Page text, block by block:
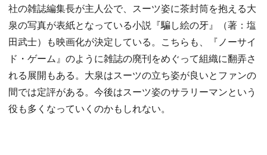
社の雑誌編集長が主人公で、スーツ姿に茶封筒を抱える大
泉の写真が表紙となっている小説『騙し絵の牙』（著：塩
田武士）も映画化が決定している。こちらも、『ノーサイ
ド・ゲーム』のように雑誌の廃刊をめぐって組織に翻弄さ
れる展開もある。大泉はスーツの立ち姿が良いとファンの
間では定評がある。今後はスーツ姿のサラリーマンという
役も多くなっていくのかもしれない。